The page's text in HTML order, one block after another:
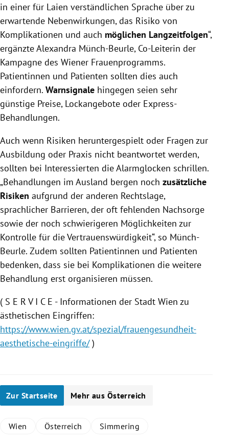
in einer für Laien verständlichen Sprache über zu
erwartende Nebenwirkungen, das Risiko von
Komplikationen und auch möglichen Langzeitfolgen“,
ergänzte Alexandra Münch-Beurle, Co-Leiterin der
Kampagne des Wiener Frauenprogramms.
Patientinnen und Patienten sollten dies auch
einfordern. Warnsignale hingegen seien sehr
günstige Preise, Lockangebote oder Express-
Behandlungen.
Auch wenn Risiken heruntergespielt oder Fragen zur
Ausbildung oder Praxis nicht beantwortet werden,
sollten bei Interessierten die Alarmglocken schrillen.
„Behandlungen im Ausland bergen noch zusätzliche
Risiken aufgrund der anderen Rechtslage,
sprachlicher Barrieren, der oft fehlenden Nachsorge
sowie der noch schwierigeren Möglichkeiten zur
Kontrolle für die Vertrauenswürdigkeit“, so Münch-
Beurle. Zudem sollten Patientinnen und Patienten
bedenken, dass sie bei Komplikationen die weitere
Behandlung erst organisieren müssen.
( S E R V I C E - Informationen der Stadt Wien zu
ästhetischen Eingriffen:
https://www.wien.gv.at/spezial/frauengesundheit-
aesthetische-eingriffe/)
Zur Startseite Mehr aus Österreich
Wien Österreich Simmering